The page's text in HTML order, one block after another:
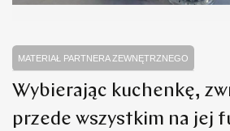
MATERIAŁ PARTNERA ZEWNĘTRZNEGO
Wybierając kuchenkę,
przede wszystkim na jej